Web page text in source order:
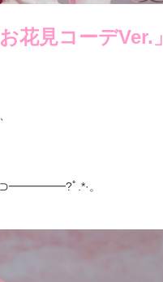
花見コーデVer.」
ﾟ.*·。